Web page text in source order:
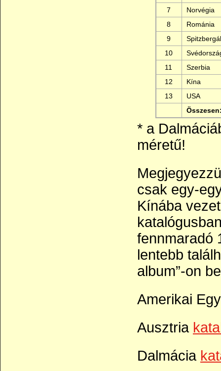
7
Norvégia
8
Románia
9
10
11
Szerbia
12
Kína
13
USA
* a
méretű!
csak egy-
Kínába
fennmaradó
lentebb
album”-on
Amerikai
Ausztria
Dalmácia